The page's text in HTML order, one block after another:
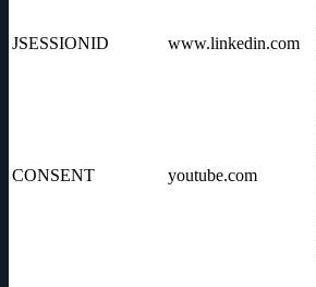
JSESSIONID www.linkedin.com
CONSENT youtube.com